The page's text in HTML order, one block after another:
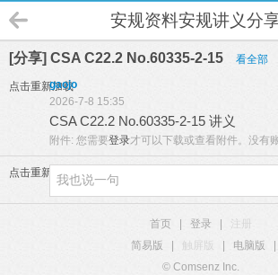
安规资料安规讲义分
[分享] CSA C22.2 No.60335-2-15 看全部
点击重新加载
gaojo
2026-7-8 15:35
CSA C22.2 No.60335-2-15 讲义
附件: 您需要登录才可以下载或查看附件。没有
点击重新加载
首页 登录
注册
简易版
触屏版 电脑版
© Comsenz Inc.